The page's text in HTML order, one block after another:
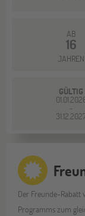
AB
16
JAHREN
GÜLTIG
-
Der Freunde-Rabatt
Programms zum